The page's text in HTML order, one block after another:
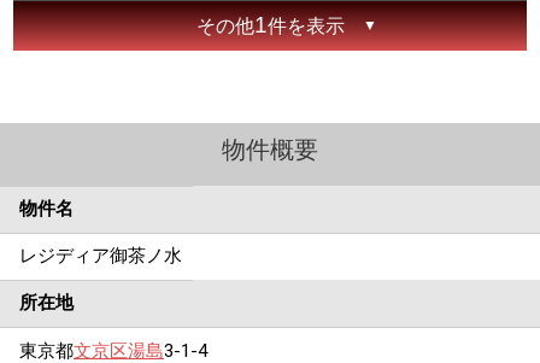
その他1件を表示
物件概要
物件名
レジディア御茶ノ水
所在地
東京都文京区湯島3-1-4